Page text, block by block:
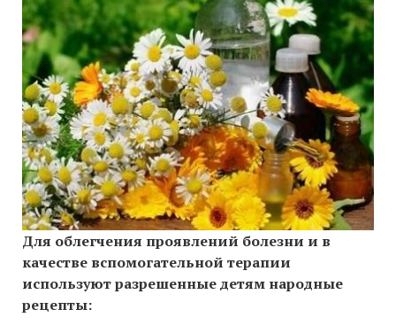
Для облегчения проявлений болезни и в
качестве вспомогательной терапии
используют разрешенные детям народные
рецепты: